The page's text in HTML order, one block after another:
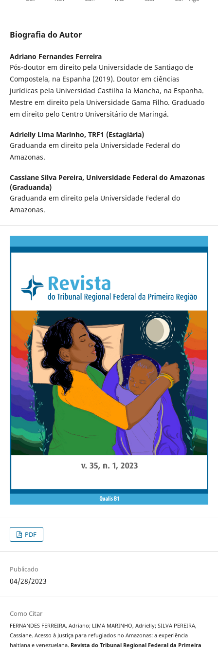
Biografia do Autor
Adriano Fernandes Ferreira
Pós-doutor em direito pela Universidade de Santiago de
Compostela, na Espanha (2019). Doutor em ciências
jurídicas pela Universidad Castilha la Mancha, na Espanha.
Mestre em direito pela Universidade Gama Filho. Graduado
em direito pelo Centro Universitário de Maringá.
Adrielly Lima Marinho, TRF1 (Estagiária)
Graduanda em direito pela Universidade Federal do
Amazonas.
Cassiane Silva Pereira, Universidade Federal do Amazonas
(Graduanda)
Graduanda em direito pela Universidade Federal do
Amazonas.
PDF
Publicado
04/28/2023
Como Citar
FERNANDES FERREIRA, Adriano; LIMA MARINHO, Adrielly; SILVA PEREIRA,
Cassiane. Acesso à Justiça para refugiados no Amazonas: a experiência
haitiana e venezuelana. Revista do Tribunal Regional Federal da Primeira